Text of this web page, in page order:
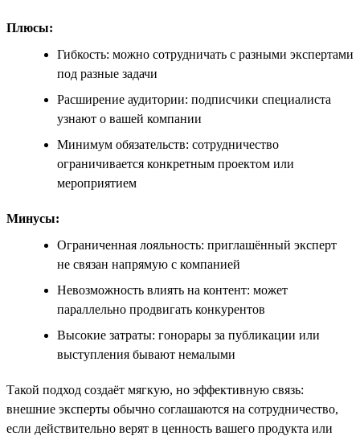
Плюсы:
Гибкость: можно сотрудничать с разными экспертами
под разные задачи
Расширение аудитории: подписчики специалиста
узнают о вашей компании
Минимум обязательств: сотрудничество
ограничивается конкретным проектом или
мероприятием
Минусы:
Ограниченная лояльность: приглашённый эксперт
не связан напрямую с компанией
Невозможность влиять на контент: может
параллельно продвигать конкурентов
Высокие затраты: гонорары за публикации или
выступления бывают немалыми
Такой подход создаёт мягкую, но эффективную связь:
внешние эксперты обычно соглашаются на сотрудничество,
если действительно верят в ценность вашего продукта или